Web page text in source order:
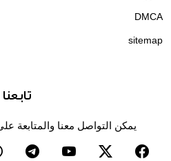
DMCA
sitemap
تابعنا
يمكن التواصل معنا والمتابعة